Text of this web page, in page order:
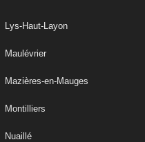
Lys-Haut-Layon
Maulévrier
Mazières-en-Mauges
Montilliers
Nuaillé